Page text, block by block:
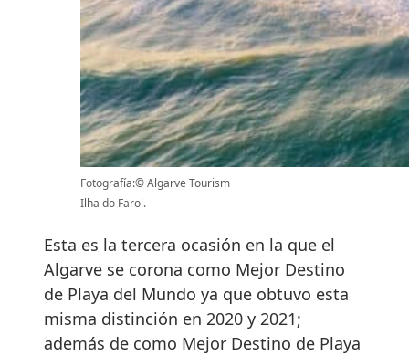
Fotografía:© Algarve Tourism
Ilha do Farol.
Esta es la tercera ocasión en la que el
Algarve se corona como Mejor Destino
de Playa del Mundo ya que obtuvo esta
misma distinción en 2020 y 2021;
además de como Mejor Destino de Playa